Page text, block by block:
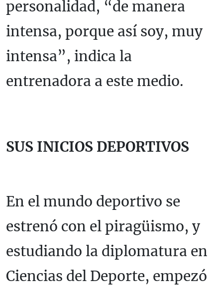
personalidad, “de manera
intensa, porque así soy, muy
intensa”, indica la
entrenadora a este medio.
SUS INICIOS DEPORTIVOS
En el mundo deportivo se
estrenó con el piragüismo, y
estudiando la diplomatura en
Ciencias del Deporte, empezó